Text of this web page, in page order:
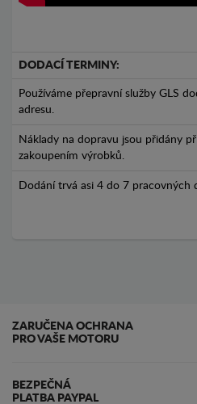
DODACÍ TERMINY:
Používáme přepravní služby GLS
adresu.
Náklady na dopravu jsou přidány
zakoupením výrobků.
Dodání trvá asi 4 do 7 pracovných
ZARUČENA OCHRANA
PRO VAŠE MOTORU
BEZPEČNÁ
PLATBA PAYPAL